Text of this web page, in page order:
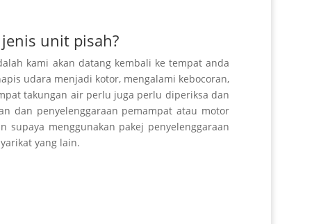
unit pisah?
kami akan datang kembali ke tempat anda
udara menjadi kotor, mengalami kebocoran,
takungan air perlu juga perlu diperiksa dan
dan penyelenggaraan pemampat atau motor
menggunakan pakej penyelenggaraan
yang lain.